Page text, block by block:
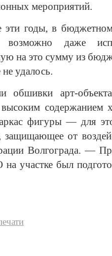
мероприятий.
годы, в
возможно даже
на это сумму из
удалось.
обшивки арт-
содержанием
фигуры — для
защищающее от
Волгограда. —
участке был